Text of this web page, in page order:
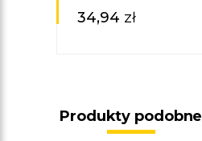
34,94 zł
Produkty podobne